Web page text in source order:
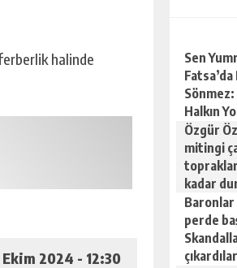
halinde
2024 - 12:30
Sen
Halkın
Özgür
mitingi
kadar
Baronlar
perde
çıkardılar